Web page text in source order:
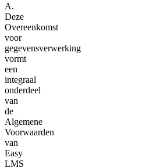
A.
Deze
Overeenkomst
voor
gegevensverwerking
vormt
een
integraal
onderdeel
van
de
Algemene
Voorwaarden
van
Easy
LMS